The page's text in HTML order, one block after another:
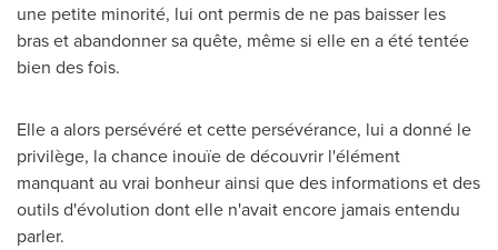
une petite minorité, lui ont permis de ne pas baisser les
bras et abandonner sa quête, même si elle en a été tentée
bien des fois.
Elle a alors persévéré et cette persévérance, lui a donné le
privilège, la chance inouïe de découvrir l'élément
manquant au vrai bonheur ainsi que des informations et des
outils d'évolution dont elle n'avait encore jamais entendu
parler.